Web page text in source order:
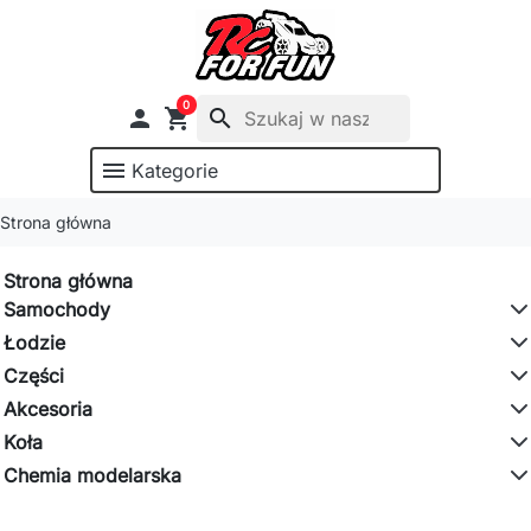
 shopping_cart
0
search
menu Kategorie
Strona główna
Strona główna
Samochody
Łodzie
Części
Akcesoria
Koła
Chemia modelarska